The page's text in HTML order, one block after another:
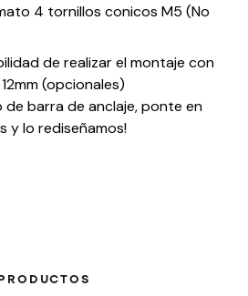
4 tornillos conicos M5 (No
de realizar el montaje con
(opcionales)
barra de anclaje, ponte en
lo rediseñamos!